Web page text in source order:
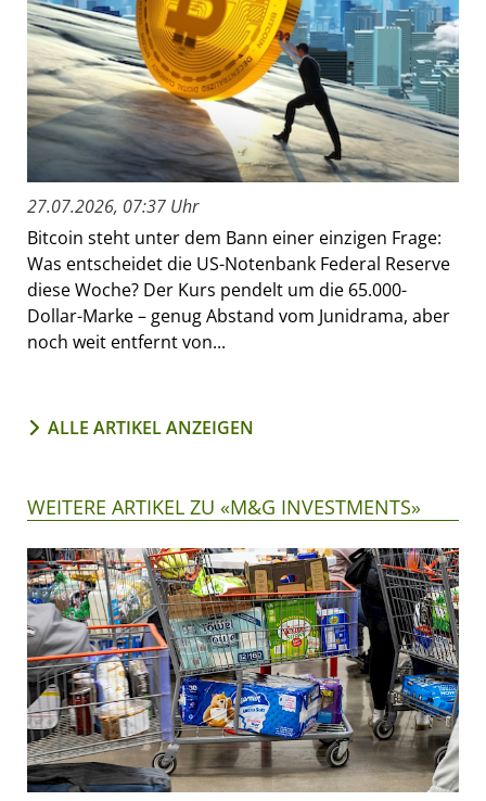
27.07.2026, 07:37 Uhr
Bitcoin steht unter dem Bann einer einzigen Frage:
Was entscheidet die US-Notenbank Federal Reserve
diese Woche? Der Kurs pendelt um die 65.000-
Dollar-Marke – genug Abstand vom Junidrama, aber
noch weit entfernt von...
ALLE ARTIKEL ANZEIGEN
WEITERE ARTIKEL ZU «M&G INVESTMENTS»